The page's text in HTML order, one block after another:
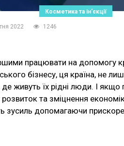
Косметика та ін'єкції
2022 1246
працювати на допомогу
бізнесу, ця країна, не
живуть їх рідні люди. І якщо
та зміцнення
зусиль допомагаючи